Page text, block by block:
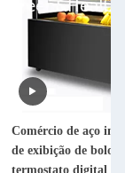
Comércio de aço
de exibição de bolo
termostato digital